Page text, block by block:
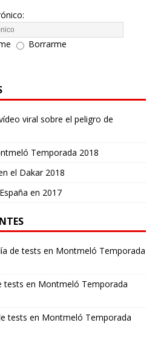
Borrarme
viral sobre el peligro de
Temporada 2018
el Dakar 2018
en 2017
de tests en Montmeló Temporada
tests en Montmeló Temporada
tests en Montmeló Temporada